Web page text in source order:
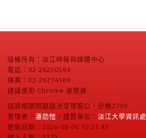
版權所有：淡江時報與媒體中心
電話：02-26250584
傳真：02-26214169
建議使用 Chrome 瀏覽器
個資相關問題請洽受理窗口，分機2799
管理者： 潘劭愷 / 建置單位： 淡江大學資訊處
更新日期：2026-08-06 10:21:43